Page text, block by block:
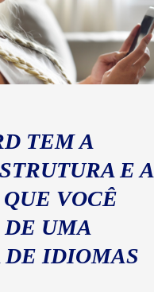
TEM A
E A
VOCÊ
DE UMA
DE IDIOMAS